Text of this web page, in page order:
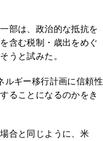
部は、政治的な抵抗を
含む税制・歳出をめぐ
うと試みた。
ルギー移行計画に信頼性
ることになるのかをき
合と同じように、米